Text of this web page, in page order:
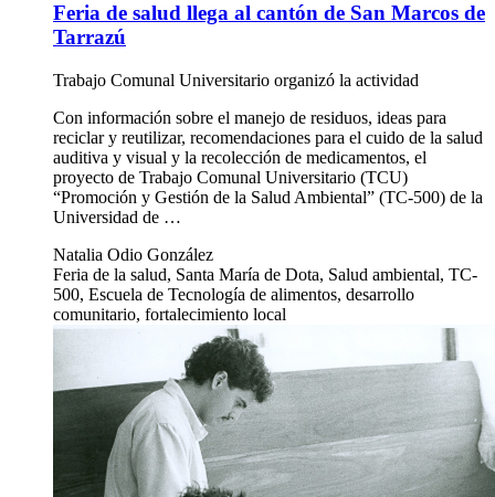
Feria de salud llega al cantón de San Marcos de
Tarrazú
Trabajo Comunal Universitario organizó la actividad
Con información sobre el manejo de residuos, ideas para
reciclar y reutilizar, recomendaciones para el cuido de la salud
auditiva y visual y la recolección de medicamentos, el
proyecto de Trabajo Comunal Universitario (TCU)
“Promoción y Gestión de la Salud Ambiental” (TC-500) de la
Universidad de …
Natalia Odio González
Feria de la salud, Santa María de Dota, Salud ambiental, TC-
500, Escuela de Tecnología de alimentos, desarrollo
comunitario, fortalecimiento local